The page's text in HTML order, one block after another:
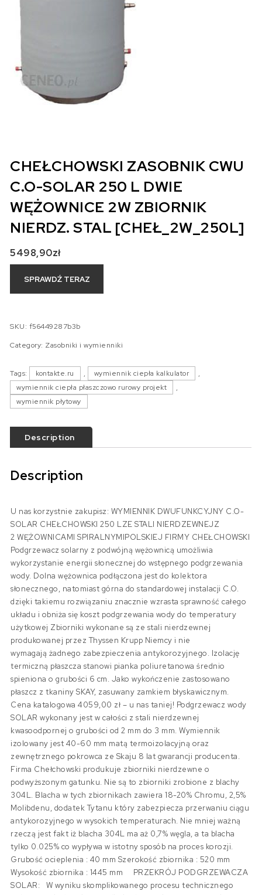
CHEŁCHOWSKI ZASOBNIK CWU
C.O-SOLAR 250 L DWIE
WĘŻOWNICE 2W ZBIORNIK
NIERDZ. STAL [CHEŁ_2W_250L]
5498,90zł
SPRAWDŹ TERAZ
SKU: f56449287b3b
Category: Zasobniki i wymienniki
Tags: kontakte.ru , wymiennik ciepła kalkulator
,
wymiennik ciepła płaszczowo rurowy projekt
,
wymiennik płytowy
Description
Description
U nas korzystnie zakupisz: WYMIENNIK DWUFUNKCYJNY C.O-
SOLAR CHEŁCHOWSKI 250 LZE STALI NIERDZEWNEJZ
2 WĘŻOWNICAMI SPIRALNYMIPOLSKIEJ FIRMY CHEŁCHOWSKI
Podgrzewacz solarny z podwójną wężownicą umożliwia
wykorzystanie energii słonecznej do wstępnego podgrzewania
wody. Dolna wężownica podłączona jest do kolektora
słonecznego, natomiast górna do standardowej instalacji C.O.
dzięki takiemu rozwiązaniu znacznie wzrasta sprawność całego
układu i obniża się koszt podgrzewania wody do temperatury
użytkowej Zbiorniki wykonane są ze stali nierdzewnej
produkowanej przez Thyssen Krupp Niemcy i nie
wymagają żadnego zabezpieczenia antykorozyjnego. Izolację
termiczną płaszcza stanowi pianka poliuretanowa średnio
spieniona o grubości 6 cm. Jako wykończenie zastosowano
płaszcz z tkaniny SKAY, zasuwany zamkiem błyskawicznym.
Cena katalogowa 4059,00 zł – u nas taniej! Podgrzewacz wody
SOLAR wykonany jest w całości z stali nierdzewnej
kwasoodpornej o grubości od 2 mm do 3 mm. Wymiennik
izolowany jest 40-60 mm matą termoizolacyjną oraz
zewnętrznego pokrowca ze Skaju 8 lat gwarancji producenta.
Firma Chełchowski produkuje zbiorniki nierdzewne o
podwyższonym gatunku. Nie są to zbiorniki zrobione z blachy
304L. Blacha w tych zbiornikach zawiera 18-20% Chromu, 2,5%
Molibdenu, dodatek Tytanu który zabezpiecza przerwaniu ciągu
antykorozyjnego w wysokich temperaturach. Nie mniej ważną
rzeczą jest fakt iż blacha 304L ma aż 0,7% węgla, a ta blacha
tylko 0.025% co wypływa w istotny sposób na proces korozji.
Grubość ocieplenia : 40 mm Szerokość zbiornika : 520 mm
Wysokość zbiornika : 1445 mm PRZEKRÓJ PODGRZEWACZA
SOLAR: W wyniku skomplikowanego procesu technicznego